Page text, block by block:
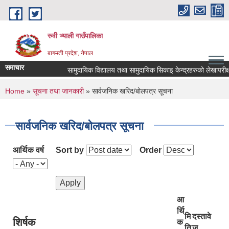
Skip to main content
रुवी भ्याली गाउँपालिका
बागमती प्रदेश, नेपाल
समाचार सामुदायिक विद्यालय तथा सामुदायिक सिकाइ केन्द्रहरुको
You are here
Home » सूचना तथा जानकारी» सार्वजनिक खरिद/बोलपत्र सूचना
सार्वजनिक खरिद/बोलपत्र सूचना
आर्थिक वर्ष Sort by Order
शिर्षक
आ
र्थि
क
मिदस्तावे